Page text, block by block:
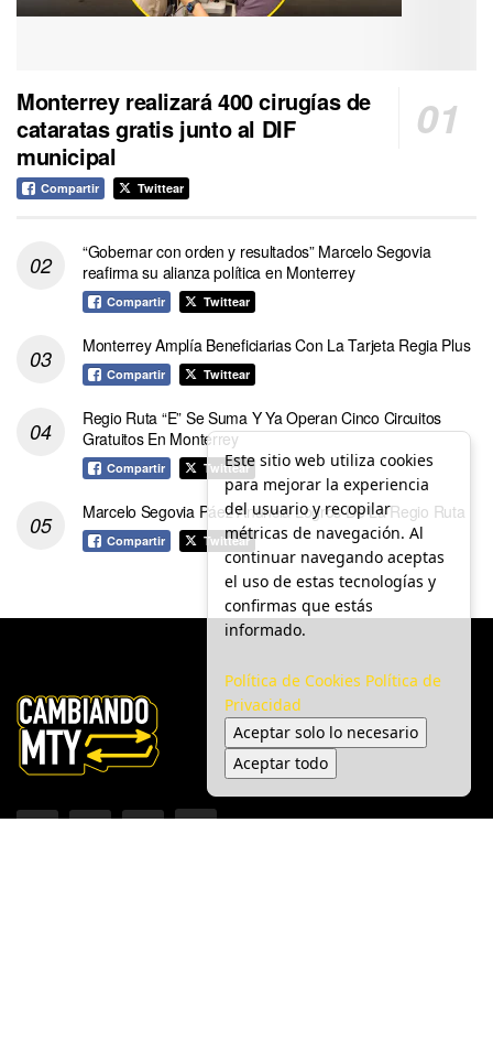
Monterrey realizará 400 cirugías de
cataratas gratis junto al DIF
municipal
Compartir Twittear
“Gobernar con orden y resultados” Marcelo Segovia
reafirma su alianza política en Monterrey
Compartir Twittear
Monterrey Amplía Beneficiarias Con La Tarjeta Regia Plus
Compartir Twittear
Regio Ruta “E” Se Suma Y Ya Operan Cinco Circuitos
Gratuitos En Monterrey
Compartir Twittear
Marcelo Segovia Páez Anuncia Logros De La Regio Ruta
Compartir Twittear
Este sitio web utiliza cookies
para mejorar la experiencia
del usuario y recopilar
métricas de navegación. Al
continuar navegando aceptas
el uso de estas tecnologías y
confirmas que estás
informado.
Política de Cookies Política de
Privacidad
Aceptar solo lo necesario
Aceptar todo